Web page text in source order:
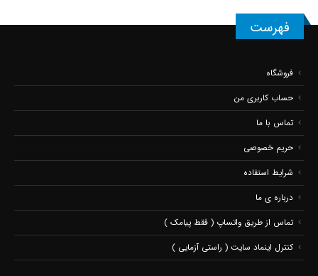
فهرست
فروشگاه
حساب کاربری من
تماس با ما
حریم خصوصی
شرایط استفاده
درباره ی ما
تماس از طریق واتساپ ( فقط پیامک )
کنترل اینماد سایت ( راستی آزمایی )